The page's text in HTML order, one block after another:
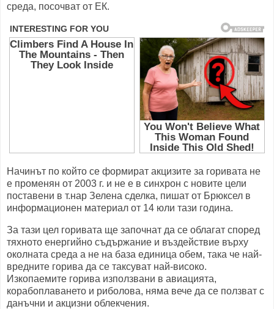
среда, посочват от ЕК.
Начинът по който се формират акцизите за горивата не
е променян от 2003 г. и не е в синхрон с новите цели
поставени в т.нар Зелена сделка, пишат от Брюксел в
информационен материал от 14 юли тази година.
За тази цел горивата ще започнат да се облагат според
тяхното енергийно съдържание и въздействие върху
околната среда а не на база единица обем, така че най-
вредните горива да се таксуват най-високо.
Изкопаемите горива използвани в авиацията,
корабоплаването и риболова, няма вече да се ползват с
данъчни и акцизни облекчения.